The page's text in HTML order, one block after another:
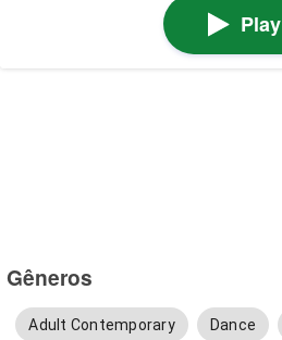
Play
Gêneros
Adult Contemporary Dance